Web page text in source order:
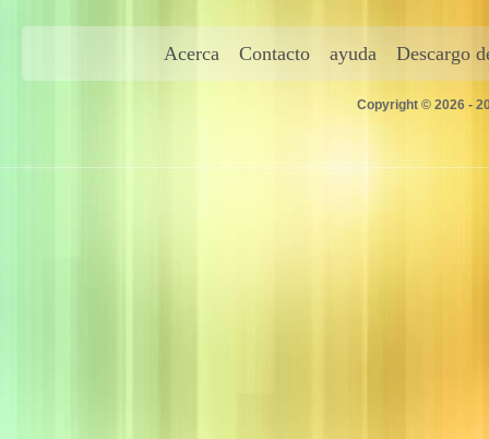
Acerca Contacto ayuda Descargo
Copyright © 2026 -